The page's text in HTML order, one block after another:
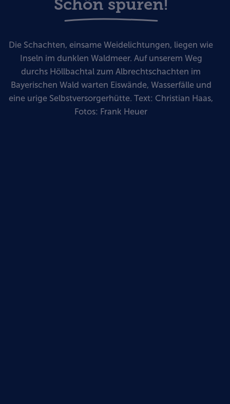
Schön spuren!
Die Schachten, einsame Weidelichtungen, liegen wie
Inseln im dunklen Waldmeer. Auf unserem Weg
durchs Höllbachtal zum Albrechtschachten im
Bayerischen Wald warten Eiswände, Wasserfälle und
eine urige Selbstversorgerhütte. Text: Christian Haas,
Fotos: Frank Heuer